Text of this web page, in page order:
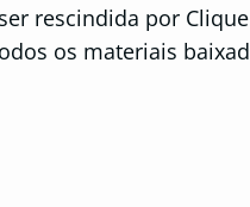
rescindida por
os materiais